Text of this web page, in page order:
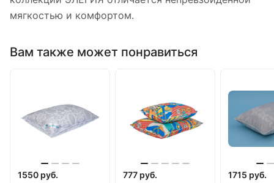
мягкостью и комфортом.
Вам также может понравиться
1550 руб.
777 руб.
1715 руб.